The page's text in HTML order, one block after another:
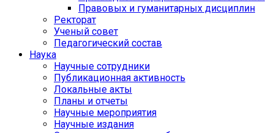
Правовых и гуманитарных дисциплин
Ректорат
Ученый совет
Педагогический состав
Наука
Научные сотрудники
Публикационная активность
Локальные акты
Планы и отчеты
Научные мероприятия
Научные издания